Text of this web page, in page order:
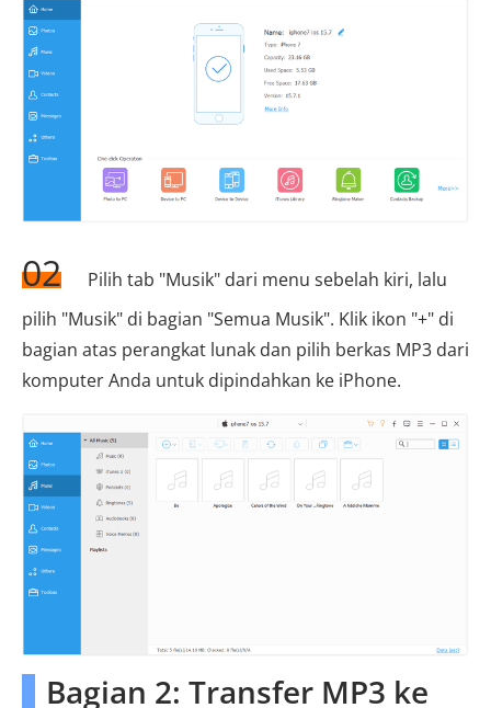
02
Pilih tab "Musik" dari menu sebelah kiri, lalu
pilih "Musik" di bagian "Semua Musik". Klik ikon "+" di
bagian atas perangkat lunak dan pilih berkas MP3 dari
komputer Anda untuk dipindahkan ke iPhone.
Bagian 2: Transfer MP3 ke